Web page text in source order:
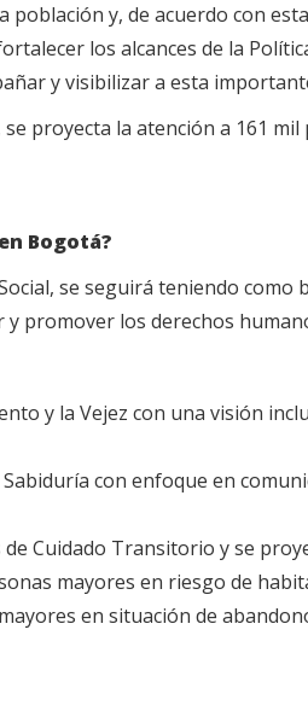
y, de acuerdo con
los alcances de la
y visibilizar a esta
proyecta la atención a 161
Bogotá?
se seguirá teniendo como
promover los derechos
y la Vejez con una visión
con enfoque en
Cuidado Transitorio y se
mayores en riesgo de
en situación de